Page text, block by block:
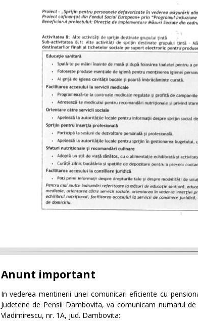
Anunt important
In vederea mentinerii unei comunicari eficiente cu
Judetene de Pensii Dambovita, va comunicam numarul
Vladimirescu, nr. 1A, jud. Dambovita: